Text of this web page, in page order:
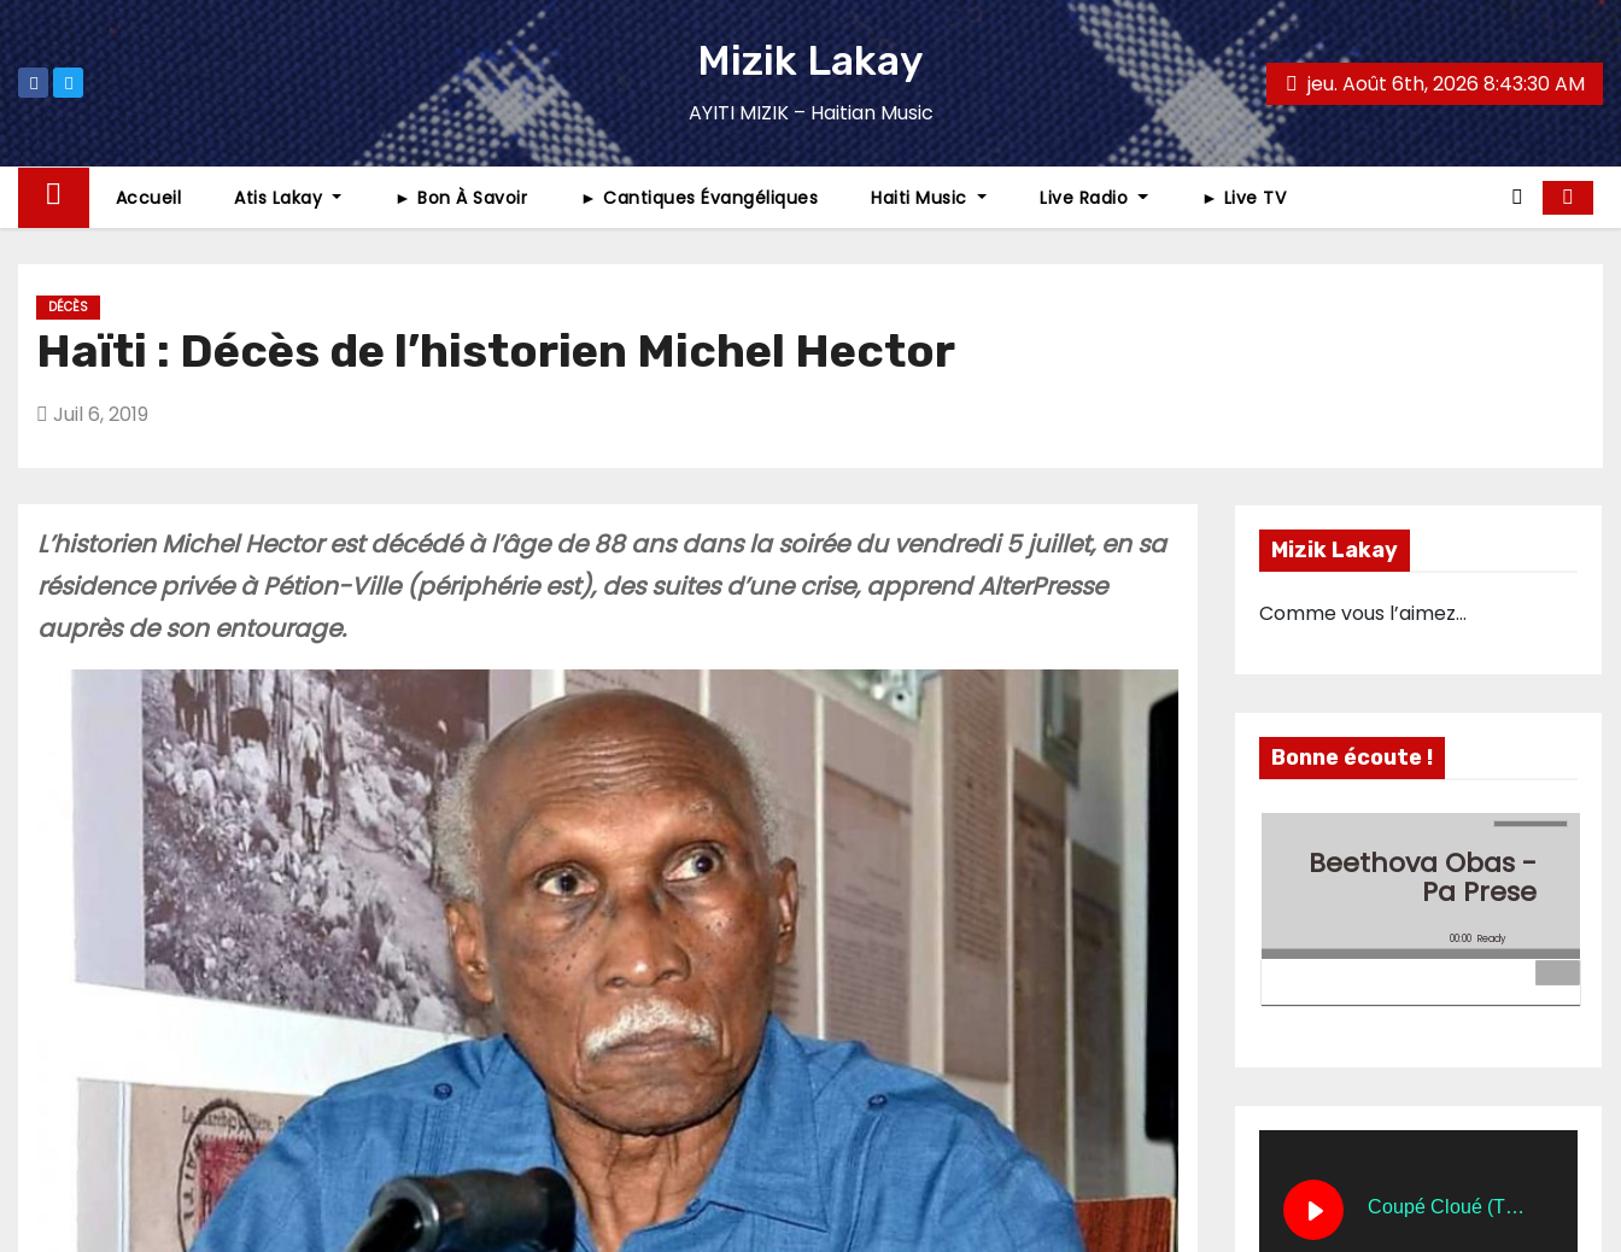
Skip
to
content
Mizik Lakay
AYITI MIZIK – Haitian Music
jeu. Août 6th, 20268:43:31 AM
Accueil Atis Lakay ► Bon À Savoir ► Cantiques Évangéliques Haiti Music Live Radio ► Live TV
DÉCÈS
Haïti : Décès de l’historien Michel Hector
Juil 6, 2019
L’historien Michel Hector est décédé à l’âge de 88 ans dans la soirée du vendredi 5 juillet, en sa
résidence privée à Pétion-Ville (périphérie est), des suites d’une crise, apprend AlterPresse
auprès de son entourage.
Mizik Lakay
Comme vous l’aimez…
Bonne écoute !
Beethova Obas -
Pa Prese
00:00 Ready
Coupé Cloué (The Preacher)